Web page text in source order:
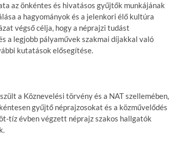
az önkéntes és hivatásos gyűjtők munkájának
a hagyományok és a jelenkori élő kultúra
végső célja, hogy a néprajzi tudást
a legjobb pályaművek szakmai díjakkal való
kutatások elősegítése.
a Köznevelési törvény és a NAT szellemében,
gyűjtő néprajzosokat és a közművelődés
tíz évben végzett néprajz szakos hallgatók